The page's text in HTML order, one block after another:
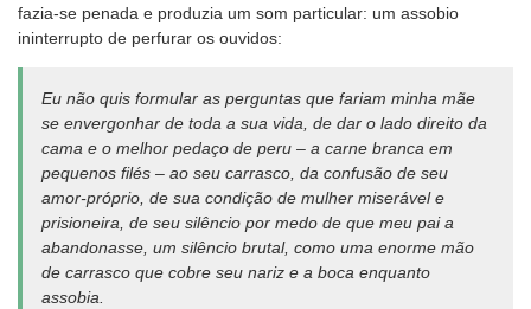
fazia-se penada e produzia um som particular: um assobio
ininterrupto de perfurar os ouvidos:
Eu não quis formular as perguntas que fariam minha mãe
se envergonhar de toda a sua vida, de dar o lado direito da
cama e o melhor pedaço de peru – a carne branca em
pequenos filés – ao seu carrasco, da confusão de seu
amor-próprio, de sua condição de mulher miserável e
prisioneira, de seu silêncio por medo de que meu pai a
abandonasse, um silêncio brutal, como uma enorme mão
de carrasco que cobre seu nariz e a boca enquanto
assobia.